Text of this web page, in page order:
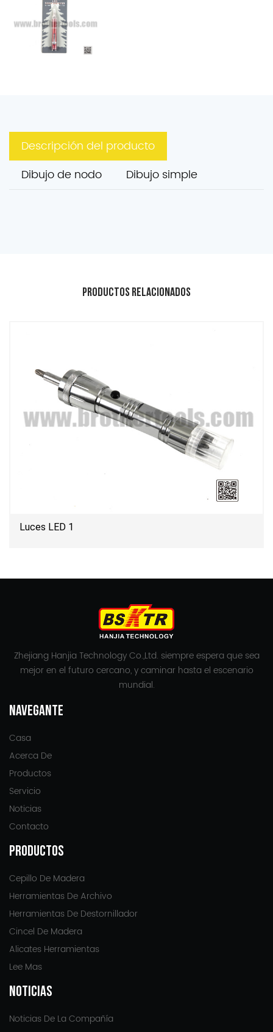
Descripción del producto
Dibujo de nodo
Dibujo simple
Productos relacionados
Luces LED 1
Zhejiang Hanjia Technology Co.,Ltd. siempre espera que sea
mejor en el futuro cercano, y caminar hasta el escenario
mundial.
NAVEGANTE
Casa
Acerca De
Productos
Servicio
Noticias
Contacto
PRODUCTOS
Cepillo De Madera
Herramientas De Archivo
Herramientas De Destornillador
Cincel De Madera
Alicates Herramientas
Lee Mas
NOTICIAS
Noticias De La Compañía